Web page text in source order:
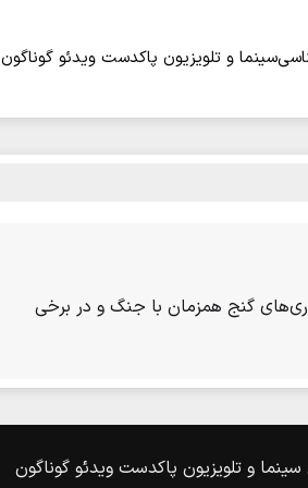
سینما و تلویزیون پاکدست ویدئو گوناگون
گنج همزمان با جنگ و در برخی
سینما و تلویزیون پاکدست ویدئو گوناگون